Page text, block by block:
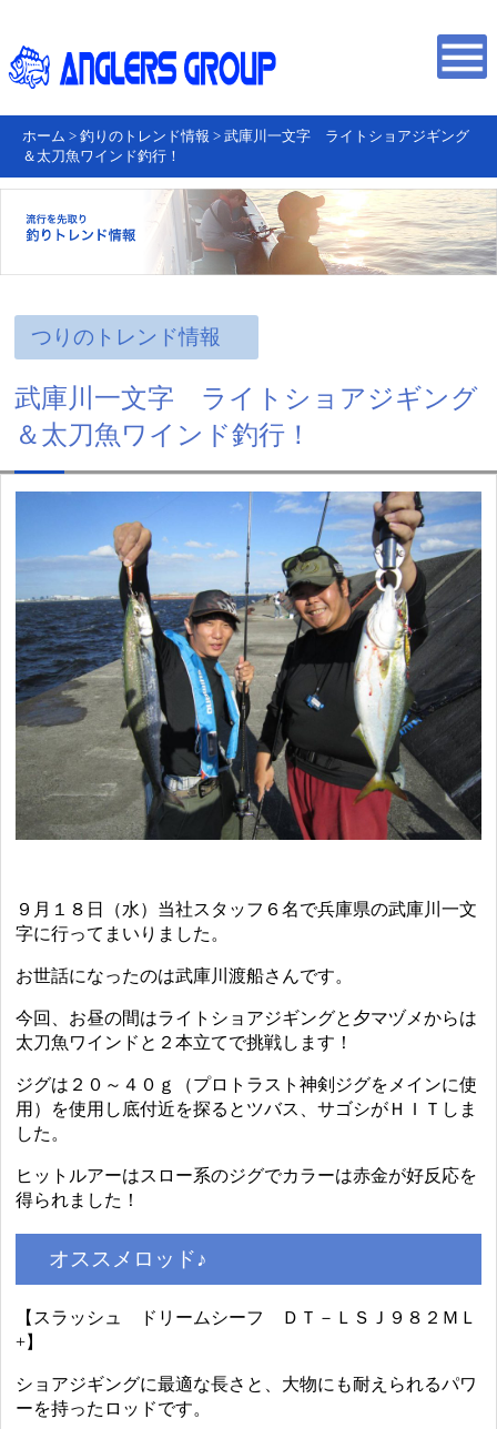
ホーム > 釣りのトレンド情報 > 武庫川一文字 ライトショアジギング
＆太刀魚ワインド釣行！
つりのトレンド情報
武庫川一文字 ライトショアジギング
＆太刀魚ワインド釣行！
９月１８日（水）当社スタッフ６名で兵庫県の武庫川一文
字に行ってまいりました。
お世話になったのは武庫川渡船さんです。
今回、お昼の間はライトショアジギングと夕マヅメからは
太刀魚ワインドと２本立てで挑戦します！
ジグは２０～４０ｇ（プロトラスト神剣ジグをメインに使
用）を使用し底付近を探るとツバス、サゴシがＨＩＴしま
した。
ヒットルアーはスロー系のジグでカラーは赤金が好反応を
得られました！
オススメロッド♪
【スラッシュ ドリームシーフ ＤＴ－ＬＳＪ９８２ＭＬ
+】
ショアジギングに最適な長さと、大物にも耐えられるパワ
ーを持ったロッドです。